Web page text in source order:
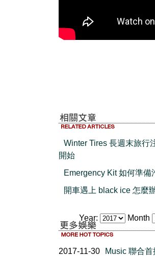
Winter Tires 長週末旅行
開始
Emergency Kit 如何準備
開車遇上 black ice 怎麼
Year: Month
2017-11-30
Music 聯合